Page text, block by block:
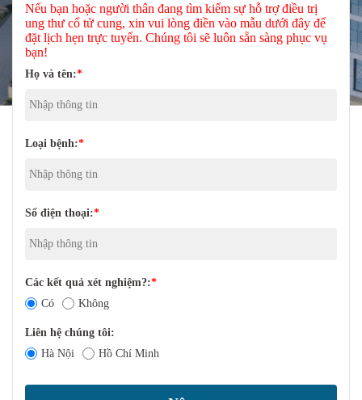
Nếu bạn hoặc người thân đang tìm kiếm sự hỗ trợ điều trị
ung thư cổ tử cung, xin vui lòng điền vào mẫu dưới đây để
đặt lịch hẹn trực tuyến. Chúng tôi sẽ luôn sẵn sàng phục vụ
bạn!
Họ và tên:*
Loại bệnh:*
Số điện thoại:*
Các kết quả xét nghiệm?:*
Có
Không
Liên hệ chúng tôi:
Hà Nội
Hồ Chí Minh